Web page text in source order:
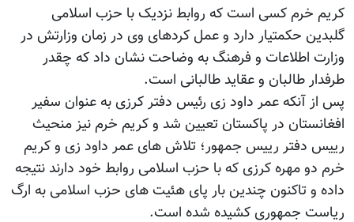
کریم خرم کسی است که روابط نزدیک با حزب اسلامی
گلبدین حکمتیار دارد و عمل کردهای وی در زمان وزارتش در
وزارت اطلاعات و فرهنگ به وضاحت نشان داد که چقدر
طرفدار طالبان و عقاید طالبانی است.
پس از آنکه عمر داود زی رئیس دفتر کرزی به عنوان سفیر
افغانستان در پاکستان تعیین شد و کریم خرم نیز منحیث
رییس دفتر رییس جمهور؛ تلاش های عمر داود زی و کریم
خرم دو مهره کرزی که با حزب اسلامی روابط خود دارند نتیجه
داده و تاکنون چندین بار پای هئیت های حزب اسلامی به ارگ
ریاست جمهوری کشیده شده است.